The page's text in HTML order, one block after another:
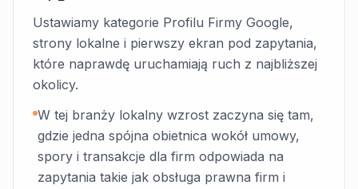
Ustawiamy kategorie Profilu Firmy Google,
strony lokalne i pierwszy ekran pod zapytania,
które naprawdę uruchamiają ruch z najbliższej
okolicy.
W tej branży lokalny wzrost zaczyna się tam,
gdzie jedna spójna obietnica wokół umowy,
spory i transakcje dla firm odpowiada na
zapytania takie jak obsługa prawna firm i